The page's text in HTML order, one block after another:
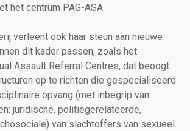
het centrum PAG-ASA.
verleent ook haar steun aan nieuwe
dit kader passen, zoals het
Assault Referral Centres, dat beoogt
op te richten die gespecialiseerd
opvang (met inbegrip van
juridische, politiegerelateerde,
van slachtoffers van sexueel